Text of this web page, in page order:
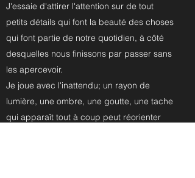
J'essaie d'attirer l'attention sur de tout
petits détails qui font la beauté des choses
qui font partie de notre quotidien, à côté
desquelles nous finissons par passer sans
les apercevoir.
Je joue avec l'inattendu; un rayon de
lumière, une ombre, une goutte, une tache
qui apparaît tout à coup peut réorienter